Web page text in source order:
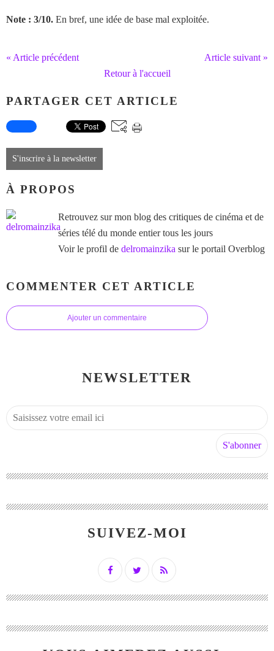
Note : 3/10. En bref, une idée de base mal exploitée.
« Article précédent
Article suivant »
Retour à l'accueil
PARTAGER CET ARTICLE
S'inscrire à la newsletter
À PROPOS
Retrouvez sur mon blog des critiques de cinéma et de
séries télé du monde entier tous les jours
Voir le profil de delromainzika sur le portail Overblog
COMMENTER CET ARTICLE
Ajouter un commentaire
NEWSLETTER
SUIVEZ-MOI